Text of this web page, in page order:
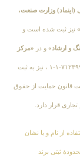
(اینماد) وزارت صنعت،
نیز ثبت شده است و
و ارشاد» و در «مرکز
بشماره شامَد: ۱-۳-۶۵-۷۱۲۳۹۹-۱-۱ ، نیز به ثبت
قانون حمایت از حقوق
قرار دارد.
از نام و یا نشان
ثبتی برند